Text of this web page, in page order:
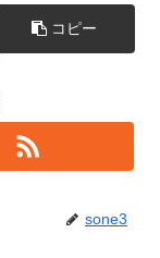
コピー
sone3